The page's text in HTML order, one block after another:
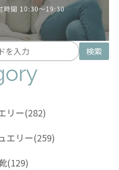
検索
リー(282)
エリー(259)
(129)